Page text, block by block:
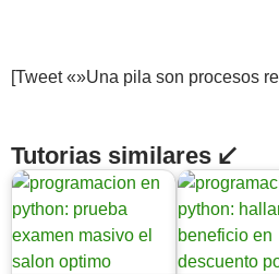
[Tweet «»Una pila son procesos
Tutorias similares ↙